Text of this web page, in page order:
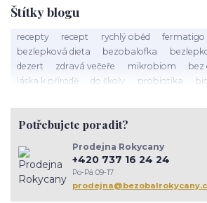
Štítky blogu
recepty recept rychlý oběd fermatigo
bezlepková dieta
bezobalofka
dezert
zdravá večeře mikrobiom
bez
láska k přírodě
do školy probiotika
ambasador zdrave domacnosti
toxicke
jedy v domacnosti
sušenky
narozeniy Bezobalofky
těstoviny
jarní jídelníček
střevo
rokycany
setkánížen komunita
Potřebujete poradit?
Prodejna Rokycany
+420 737 16 24 24
Po-Pá 09-17